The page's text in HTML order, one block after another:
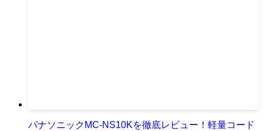
パナソニックMC-NS10Kを徹底レビュー！軽量コード